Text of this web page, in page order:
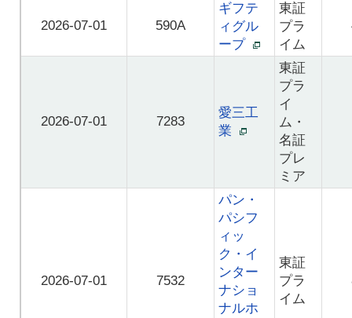
2026-07-01 590A
ギフテ
ィグル
ープ
東証
プラ
イム
2026-07-01 7283
愛三工
業
東証
プラ
イ
ム・
名証
プレ
ミア
2026-07-01 7532
パン・
パシフ
ィッ
ク・イ
ンター
ナショ
ナルホ
東証
プラ
イム